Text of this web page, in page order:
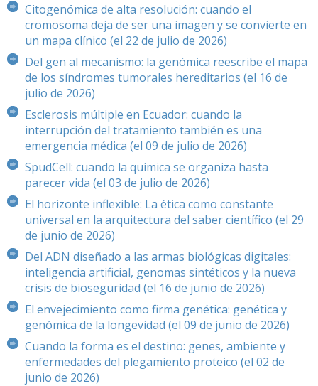
Citogenómica de alta resolución: cuando el
cromosoma deja de ser una imagen y se convierte en
un mapa clínico (el 22 de julio de 2026)
Del gen al mecanismo: la genómica reescribe el mapa
de los síndromes tumorales hereditarios (el 16 de
julio de 2026)
Esclerosis múltiple en Ecuador: cuando la
interrupción del tratamiento también es una
emergencia médica (el 09 de julio de 2026)
SpudCell: cuando la química se organiza hasta
parecer vida (el 03 de julio de 2026)
El horizonte inflexible: La ética como constante
universal en la arquitectura del saber científico (el 29
de junio de 2026)
Del ADN diseñado a las armas biológicas digitales:
inteligencia artificial, genomas sintéticos y la nueva
crisis de bioseguridad (el 16 de junio de 2026)
El envejecimiento como firma genética: genética y
genómica de la longevidad (el 09 de junio de 2026)
Cuando la forma es el destino: genes, ambiente y
enfermedades del plegamiento proteico (el 02 de
junio de 2026)